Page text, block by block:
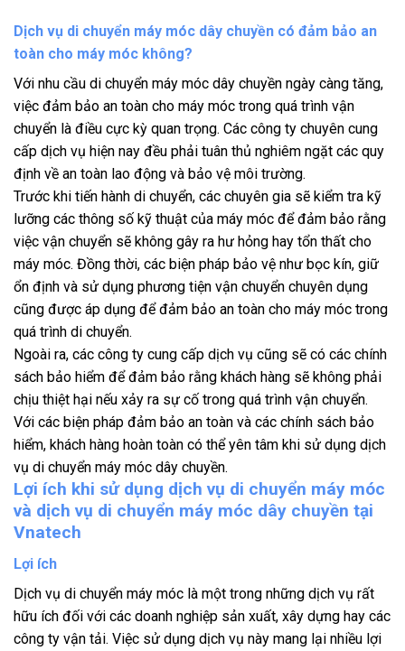
Dịch vụ di chuyển máy móc dây chuyền có đảm bảo an
toàn cho máy móc không?
Với nhu cầu di chuyển máy móc dây chuyền ngày càng tăng,
việc đảm bảo an toàn cho máy móc trong quá trình vận
chuyển là điều cực kỳ quan trọng. Các công ty chuyên cung
cấp dịch vụ hiện nay đều phải tuân thủ nghiêm ngặt các quy
định về an toàn lao động và bảo vệ môi trường.
Trước khi tiến hành di chuyển, các chuyên gia sẽ kiểm tra kỹ
lưỡng các thông số kỹ thuật của máy móc để đảm bảo rằng
việc vận chuyển sẽ không gây ra hư hỏng hay tổn thất cho
máy móc. Đồng thời, các biện pháp bảo vệ như bọc kín, giữ
ổn định và sử dụng phương tiện vận chuyển chuyên dụng
cũng được áp dụng để đảm bảo an toàn cho máy móc trong
quá trình di chuyển.
Ngoài ra, các công ty cung cấp dịch vụ cũng sẽ có các chính
sách bảo hiểm để đảm bảo rằng khách hàng sẽ không phải
chịu thiệt hại nếu xảy ra sự cố trong quá trình vận chuyển.
Với các biện pháp đảm bảo an toàn và các chính sách bảo
hiểm, khách hàng hoàn toàn có thể yên tâm khi sử dụng dịch
vụ di chuyển máy móc dây chuyền.
Lợi ích khi sử dụng dịch vụ di chuyển máy móc
và dịch vụ di chuyển máy móc dây chuyền tại
Vnatech
Lợi ích
Dịch vụ di chuyển máy móc là một trong những dịch vụ rất
hữu ích đối với các doanh nghiệp sản xuất, xây dựng hay các
công ty vận tải. Việc sử dụng dịch vụ này mang lại nhiều lợi